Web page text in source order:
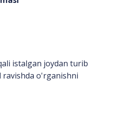
istalgan joydan turib
o'rganishni